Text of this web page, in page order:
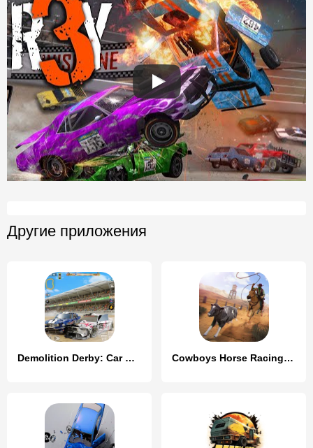
Другие приложения
Demolition Derby: Car Games Cowboys Horse Racing Derby